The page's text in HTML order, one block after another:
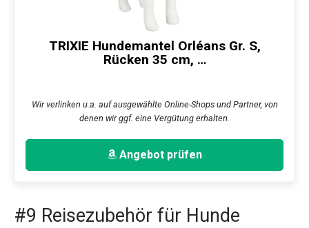
TRIXIE Hundemantel Orléans Gr. S,
Rücken 35 cm, …
Wir verlinken u.a. auf ausgewählte Online-Shops und Partner, von
denen wir ggf. eine Vergütung erhalten.
Angebot prüfen
#9 Reisezubehör für Hunde